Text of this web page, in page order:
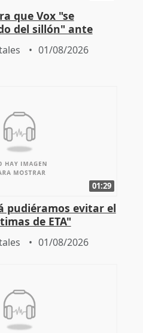
que Vox "se
del sillón" ante
01/08/2026
01:29
pudiéramos evitar el
de ETA"
01/08/2026